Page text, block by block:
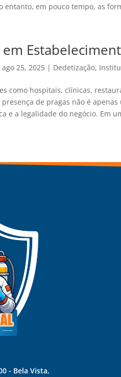
entanto, em pouco tempo, as
em
ago 25, 2025 | Dedetização,
como hospitais, clínicas,
de pragas não é
e a legalidade do negócio. Em
- Bela Vista,